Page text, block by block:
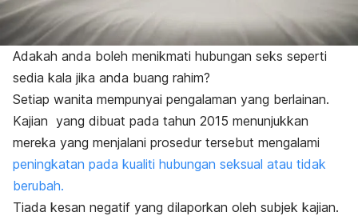
Adakah anda boleh menikmati hubungan seks seperti
sedia kala jika anda buang rahim?
Setiap wanita mempunyai pengalaman yang berlainan.
Kajian yang dibuat pada tahun 2015 menunjukkan
mereka yang menjalani prosedur tersebut mengalami
peningkatan pada kualiti hubungan seksual atau tidak
berubah.
Tiada kesan negatif yang dilaporkan oleh subjek kajian.